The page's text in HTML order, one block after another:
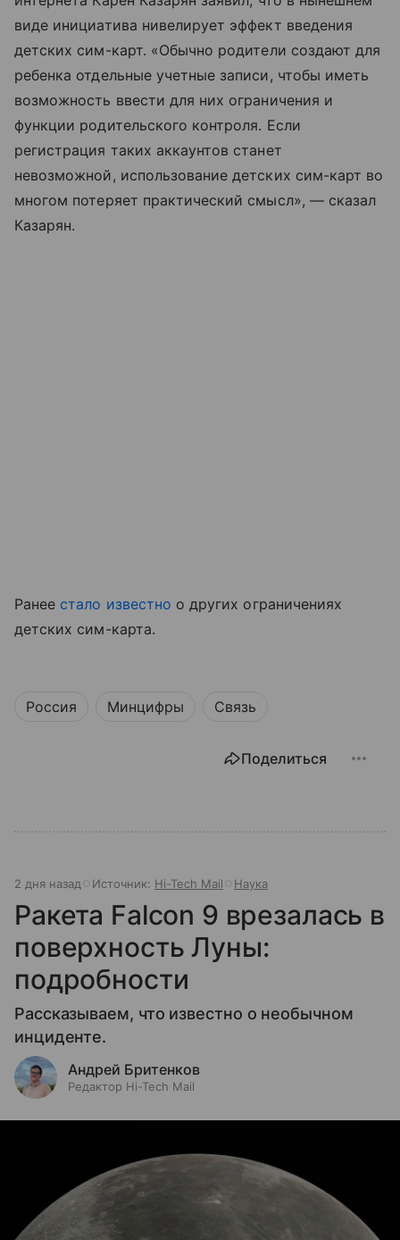
виде инициатива нивелирует эффект введения
детских сим-карт. «Обычно родители создают для
ребенка отдельные учетные записи, чтобы иметь
возможность ввести для них ограничения и
функции родительского контроля. Если
регистрация таких аккаунтов станет
невозможной, использование детских сим-карт во
многом потеряет практический смысл», — сказал
Казарян.
Ранее стало известно о других ограничениях
детских сим-карта.
Россия Минцифры Связь
Поделиться
2 дня назад Источник: Hi-Tech Mail Наука
Ракета Falcon 9 врезалась в
поверхность Луны:
подробности
Рассказываем, что известно о необычном
инциденте.
Андрей Бритенков
Редактор Hi-Tech Mail